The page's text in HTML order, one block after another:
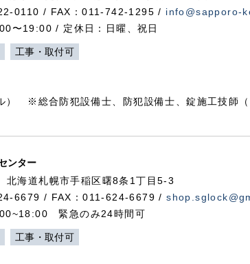
0110 / FAX：011-742-1295 / info@sapporo-
〜19:00 / 定休日：日曜、祝日
工事・取付可
） ※総合防犯設備士、防犯設備士、錠施工技師
ンター
海道札幌市手稲区曙8条1丁目5-3
6679 / FAX：011-624-6679 /
緊急のみ24時間可
工事・取付可